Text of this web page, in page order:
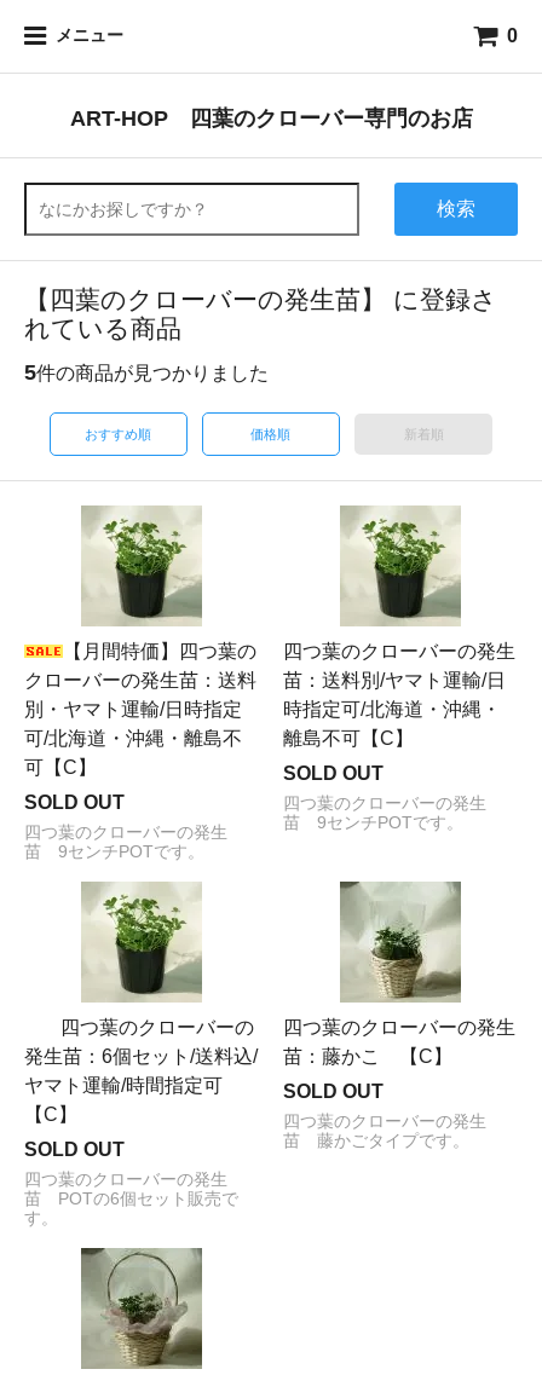
メニュー 0
ART-HOP 四葉のクローバー専門のお店
検索
【四葉のクローバーの発生苗】 に登録さ
れている商品
5件の商品が見つかりました
おすすめ順 価格順 新着順
【月間特価】四つ葉の
クローバーの発生苗：送料
別・ヤマト運輸/日時指定
可/北海道・沖縄・離島不
可【C】
SOLD OUT
四つ葉のクローバーの発生
苗 9センチPOTです。
四つ葉のクローバーの発生
苗：送料別/ヤマト運輸/日
時指定可/北海道・沖縄・
離島不可【C】
SOLD OUT
四つ葉のクローバーの発生
苗 9センチPOTです。
四つ葉のクローバーの
発生苗：6個セット/送料込/
ヤマト運輸/時間指定可
【C】
SOLD OUT
四つ葉のクローバーの発生
苗 POTの6個セット販売で
す。
四つ葉のクローバーの発生
苗：藤かこ 【C】
SOLD OUT
四つ葉のクローバーの発生
苗 藤かごタイプです。